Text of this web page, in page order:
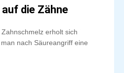
die Zähne
erholt sich
nach Säureangriff eine